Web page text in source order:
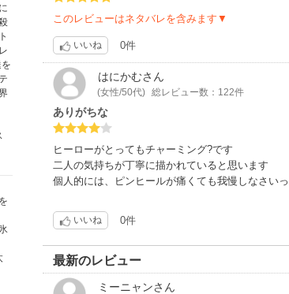
このレビューはネタバレを含みます▼
いいね 0件
はにかむさん
(女性/50代) 総レビュー数：122件
ありがちな
ヒーローがとってもチャーミング?です
二人の気持ちが丁寧に描かれていると思います
個人的には、ピンヒールが痛くても我慢しなさい
いいね 0件
最新のレビュー
ミーニャンさん